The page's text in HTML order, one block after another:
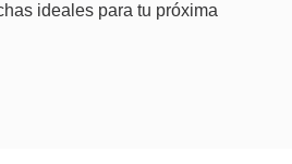
ideales para tu próxima